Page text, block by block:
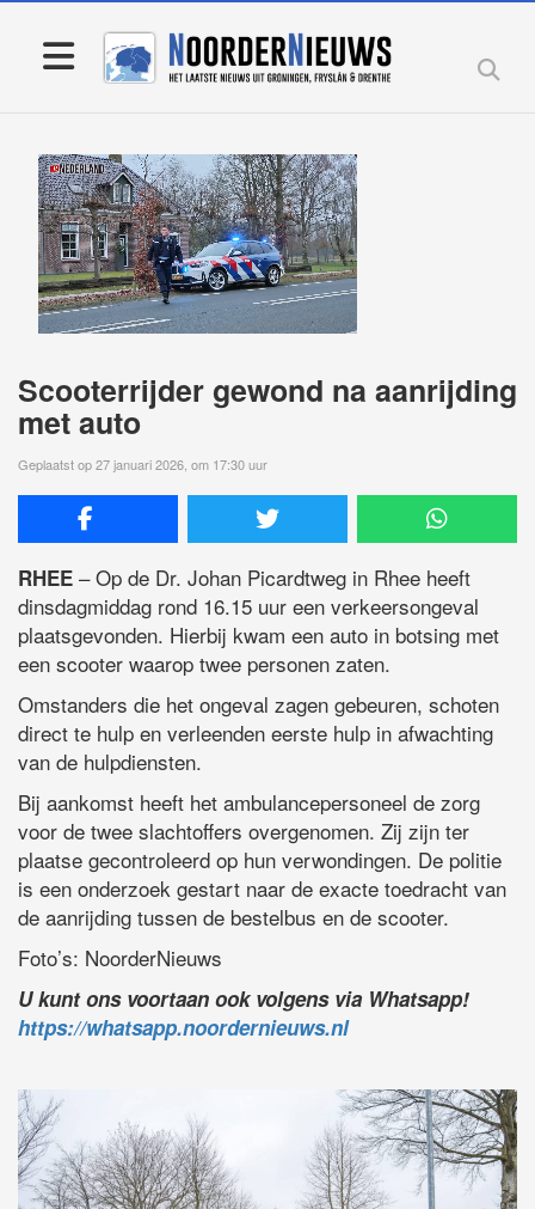
Scooterrijder gewond na aanrijding
met auto
Geplaatst op 27 januari 2026, om 17:30 uur
RHEE – Op de Dr. Johan Picardtweg in Rhee heeft
dinsdagmiddag rond 16.15 uur een verkeersongeval
plaatsgevonden. Hierbij kwam een auto in botsing met
een scooter waarop twee personen zaten.
Omstanders die het ongeval zagen gebeuren, schoten
direct te hulp en verleenden eerste hulp in afwachting
van de hulpdiensten.
Bij aankomst heeft het ambulancepersoneel de zorg
voor de twee slachtoffers overgenomen. Zij zijn ter
plaatse gecontroleerd op hun verwondingen. De politie
is een onderzoek gestart naar de exacte toedracht van
de aanrijding tussen de bestelbus en de scooter.
Foto’s: NoorderNieuws
U kunt ons voortaan ook volgens via Whatsapp!
https://whatsapp.noordernieuws.nl